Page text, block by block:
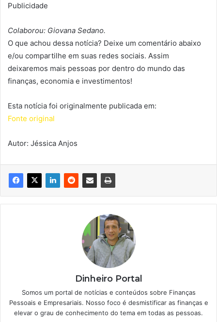
Publicidade
Colaborou: Giovana Sedano.
O que achou dessa notícia? Deixe um comentário abaixo
e/ou compartilhe em suas redes sociais. Assim
deixaremos mais pessoas por dentro do mundo das
finanças, economia e investimentos!
Esta notícia foi originalmente publicada em:
Fonte original
Autor: Jéssica Anjos
Dinheiro Portal
Somos um portal de notícias e conteúdos sobre Finanças
Pessoais e Empresariais. Nosso foco é desmistificar as finanças e
elevar o grau de conhecimento do tema em todas as pessoas.